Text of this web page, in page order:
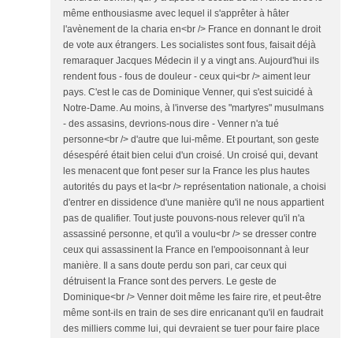
même enthousiasme avec lequel il s'apprêter à hâter
l'avènement de la charia en<br /> France en donnant le droit
de vote aux étrangers. Les socialistes sont fous, faisait déjà
remaraquer Jacques Médecin il y a vingt ans. Aujourd'hui ils
rendent fous - fous de douleur - ceux qui<br /> aiment leur
pays. C'est le cas de Dominique Venner, qui s'est suicidé à
Notre-Dame. Au moins, à l'inverse des "martyres" musulmans
- des assasins, devrions-nous dire - Venner n'a tué
personne<br /> d'autre que lui-même. Et pourtant, son geste
désespéré était bien celui d'un croisé. Un croisé qui, devant
les menacent que font peser sur la France les plus hautes
autorités du pays et la<br /> représentation nationale, a choisi
d'entrer en dissidence d'une manière qu'il ne nous appartient
pas de qualifier. Tout juste pouvons-nous relever qu'il n'a
assassiné personne, et qu'il a voulu<br /> se dresser contre
ceux qui assassinent la France en l'empooisonnant à leur
manière. Il a sans doute perdu son pari, car ceux qui
détruisent la France sont des pervers. Le geste de
Dominique<br /> Venner doit même les faire rire, et peut-être
même sont-ils en train de ses dire enricanant qu'il en faudrait
des milliers comme lui, qui devraient se tuer pour faire place